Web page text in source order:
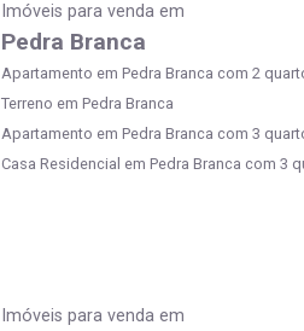
Imóveis para venda em
Pedra Branca
Apartamento em Pedra Branca com 2
Terreno em Pedra Branca
Apartamento em Pedra Branca com 3
Casa Residencial em Pedra Branca com 3
Imóveis para venda em